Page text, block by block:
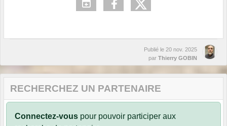
Publié le 20 nov. 2025
par Thierry GOBIN
RECHERCHEZ UN PARTENAIRE
Connectez-vous pour pouvoir participer aux